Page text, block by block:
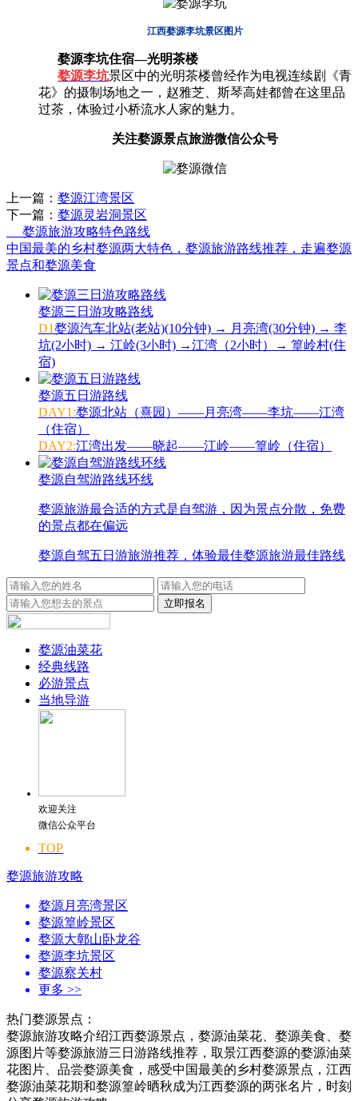
江西婺源李坑景区图片
婺源李坑住宿—光明茶楼
婺源李坑景区中的光明茶楼曾经作为电视连续剧《青
花》的摄制场地之一，赵雅芝、斯琴高娃都曾在这里品
过茶，体验过小桥流水人家的魅力。
关注婺源景点旅游微信公众号
上一篇： 婺源江湾景区
下一篇： 婺源灵岩洞景区
婺源旅游攻略特色路线
中国最美的乡村婺源两大特色，婺源旅游路线推荐，走遍婺源
景点和婺源美食
婺源三日游攻略路线
D1婺源汽车北站(老站)(10分钟) → 月亮湾(30分钟) → 李
坑(2小时) → 江岭(3小时) →江湾（2小时）→ 篁岭村(住
宿)
婺源五日游路线
DAY1:婺源北站（熹园）——月亮湾——李坑——江湾
（住宿）
DAY2:江湾出发——晓起——江岭——篁岭（住宿）
婺源自驾游路线环线
婺源旅游最合适的方式是自驾游，因为景点分散，免费
的景点都在偏远
婺源自驾五日游旅游推荐，体验最佳婺源旅游最佳路线
婺源油菜花
经典线路
必游景点
当地导游
欢迎关注
微信公众平台
TOP
婺源旅游攻略
婺源月亮湾景区
婺源篁岭景区
婺源大鄣山卧龙谷
婺源李坑景区
婺源察关村
更多 >>
热门婺源景点：
婺源旅游攻略介绍江西婺源景点，婺源油菜花、婺源美食、婺
源图片等婺源旅游三日游路线推荐，取景江西婺源的婺源油菜
花图片、品尝婺源美食，感受中国最美的乡村婺源景点，江西
婺源油菜花期和婺源篁岭晒秋成为江西婺源的两张名片，时刻